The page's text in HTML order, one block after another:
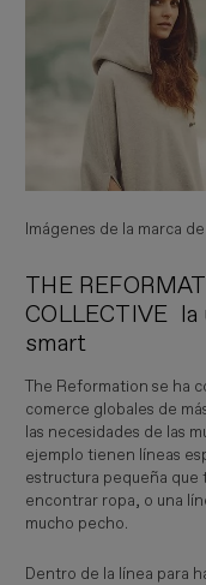
Imágenes de la marca
THE
COLLECTIVE
smart
The Reformation se ha
comerce globales de
las necesidades de las
ejemplo tienen líneas
estructura pequeña
encontrar ropa, o una
mucho pecho.
Dentro de la línea para